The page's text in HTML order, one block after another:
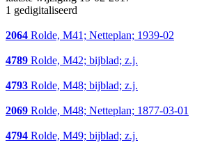
1 gedigitaliseerd
2064 Rolde, M41; Netteplan; 1939-02
4789 Rolde, M42; bijblad; z.j.
4793 Rolde, M48; bijblad; z.j.
2069 Rolde, M48; Netteplan; 1877-03-01
4794 Rolde, M49; bijblad; z.j.